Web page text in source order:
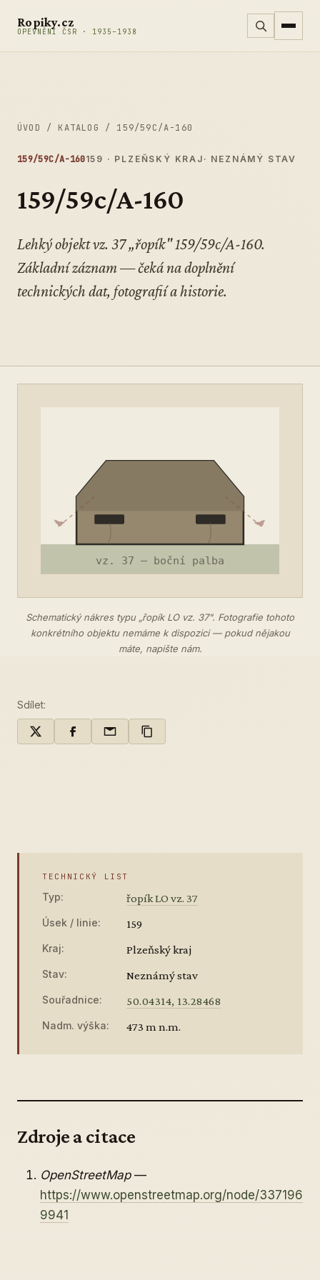
Ropiky.cz
OPEVNĚNÍ ČSR · 1935–1938
ÚVOD / KATALOG / 159/59C/A-160
159/59C/A-160159 · PLZEŇSKÝ KRAJ · NEZNÁMÝ STAV
159/59c/A-160
Lehký objekt vz. 37 „řopík" 159/59c/A-160.
Základní záznam — čeká na doplnění
technických dat, fotografií a historie.
Schematický nákres typu „řopík LO vz. 37". Fotografie tohoto
konkrétního objektu nemáme k dispozici — pokud nějakou
máte, napište nám.
Sdílet:
TECHNICKÝ LIST
Typ: řopík LO vz. 37
Úsek / linie: 159
Kraj: Plzeňský kraj
Stav: Neznámý stav
Souřadnice: 50.04314, 13.28468
Nadm. výška: 473 m n.m.
Zdroje a citace
OpenStreetMap—
https://www.openstreetmap.org/node/337196
9941